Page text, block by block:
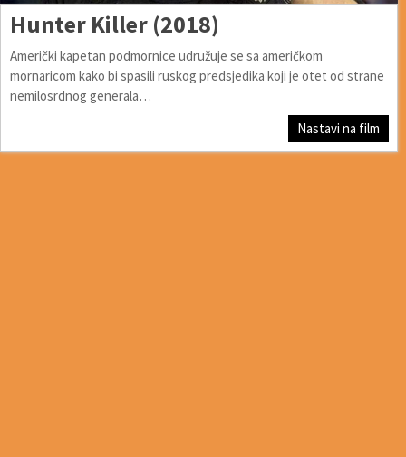
Hunter Killer (2018)
Američki kapetan podmornice udružuje se sa američkom
mornaricom kako bi spasili ruskog predsjedika koji je otet od strane
nemilosrdnog generala…
Nastavi na film